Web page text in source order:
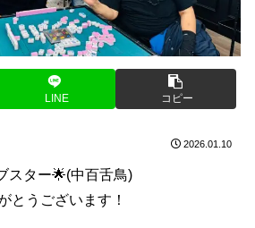
LINE コピー
2026.01.10
スター🌟(中百舌鳥)
とうございます！